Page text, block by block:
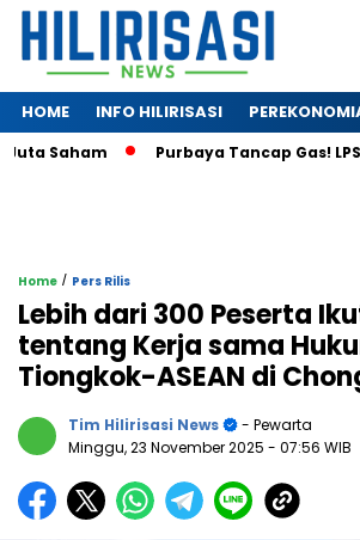
HOME INFO HILIRISASI
Saham Purbaya Tancap Gas! LPS
Home / Pers Rilis
Lebih dari 300 Peserta
tentang Kerja sama
Tiongkok-ASEAN di
Tim Hilirisasi News
- Pewarta
Minggu, 23 November 2025 - 07:56 WIB